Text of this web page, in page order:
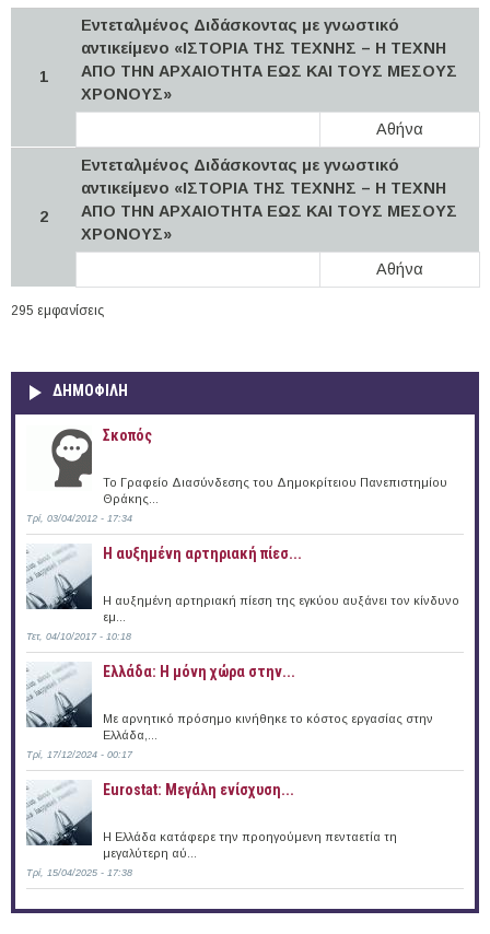
1
Εντεταλμένος Διδάσκοντας με γνωστικό
αντικείμενο «IΣΤΟΡΙΑ ΤΗΣ ΤΕΧΝΗΣ – Η ΤΕΧΝΗ
ΑΠΟ ΤΗΝ ΑΡΧΑΙΟΤΗΤΑ ΕΩΣ ΚΑΙ ΤΟΥΣ ΜΕΣΟΥΣ
ΧΡΟΝΟΥΣ»
Αθήνα
2
Εντεταλμένος Διδάσκοντας με γνωστικό
αντικείμενο «IΣΤΟΡΙΑ ΤΗΣ ΤΕΧΝΗΣ – Η ΤΕΧΝΗ
ΑΠΟ ΤΗΝ ΑΡΧΑΙΟΤΗΤΑ ΕΩΣ ΚΑΙ ΤΟΥΣ ΜΕΣΟΥΣ
ΧΡΟΝΟΥΣ»
Αθήνα
295 εμφανίσεις
ΔΗΜΟΦΙΛΗ
Σκοπός
Το Γραφείο Διασύνδεσης του Δημοκρίτειου Πανεπιστημίου
Θράκης...
Τρί, 03/04/2012 - 17:34
Η αυξημένη αρτηριακή πίεσ...
Η αυξημένη αρτηριακή πίεση της εγκύου αυξάνει τον κίνδυνο
εμ...
Τετ, 04/10/2017 - 10:18
Ελλάδα: Η μόνη χώρα στην...
Με αρνητικό πρόσημο κινήθηκε το κόστος εργασίας στην
Ελλάδα,...
Τρί, 17/12/2024 - 00:17
Eurostat: Μεγάλη ενίσχυση...
H Ελλάδα κατάφερε την προηγούμενη πενταετία τη
μεγαλύτερη αύ...
Τρί, 15/04/2025 - 17:38